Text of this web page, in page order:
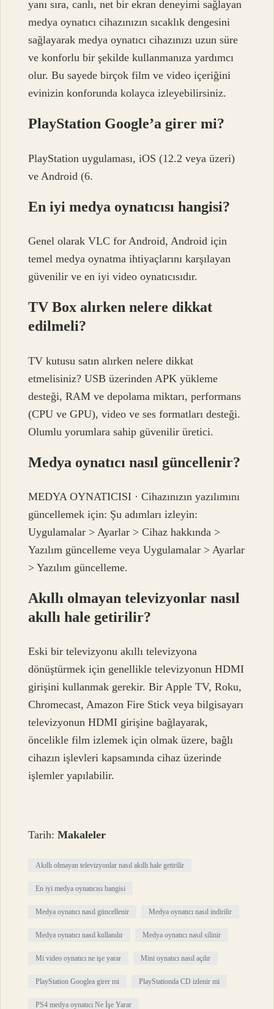
yanı sıra, canlı, net bir ekran deneyimi sağlayan
medya oynatıcı cihazınızın sıcaklık dengesini
sağlayarak medya oynatıcı cihazınızı uzun süre
ve konforlu bir şekilde kullanmanıza yardımcı
olur. Bu sayede birçok film ve video içeriğini
evinizin konforunda kolayca izleyebilirsiniz.
PlayStation Google’a girer mi?
PlayStation uygulaması, iOS (12.2 veya üzeri)
ve Android (6.
En iyi medya oynatıcısı hangisi?
Genel olarak VLC for Android, Android için
temel medya oynatma ihtiyaçlarını karşılayan
güvenilir ve en iyi video oynatıcısıdır.
TV Box alırken nelere dikkat
edilmeli?
TV kutusu satın alırken nelere dikkat
etmelisiniz? USB üzerinden APK yükleme
desteği, RAM ve depolama miktarı, performans
(CPU ve GPU), video ve ses formatları desteği.
Olumlu yorumlara sahip güvenilir üretici.
Medya oynatıcı nasıl güncellenir?
MEDYA OYNATICISI · Cihazınızın yazılımını
güncellemek için: Şu adımları izleyin:
Uygulamalar > Ayarlar > Cihaz hakkında >
Yazılım güncelleme veya Uygulamalar > Ayarlar
> Yazılım güncelleme.
Akıllı olmayan televizyonlar nasıl
akıllı hale getirilir?
Eski bir televizyonu akıllı televizyona
dönüştürmek için genellikle televizyonun HDMI
girişini kullanmak gerekir. Bir Apple TV, Roku,
Chromecast, Amazon Fire Stick veya bilgisayarı
televizyonun HDMI girişine bağlayarak,
öncelikle film izlemek için olmak üzere, bağlı
cihazın işlevleri kapsamında cihaz üzerinde
işlemler yapılabilir.
Tarih:Makaleler
Akıllı olmayan televizyonlar nasıl akıllı hale getirilir
En iyi medya oynatıcısı hangisi
Medya oynatıcı nasıl güncellenir Medya oynatıcı nasıl indirilir
Medya oynatıcı nasıl kullanılır Medya oynatıcı nasıl silinir
Mi video oynatıcı ne işe yarar Mini oynatıcı nasıl açılır
PlayStation Googlea girer mi PlayStationda CD izlenir mi
PS4 medya oynatıcı Ne İşe Yarar